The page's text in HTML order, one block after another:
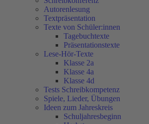
Autorenlesung
Textpräsentation
Texte von Schüler:innen
Tagebuchtexte
Präsentationstexte
Lese-Hör-Texte
Klasse 2a
Klasse 4a
Klasse 4d
Tests Schreibkompetenz
Spiele, Lieder, Übungen
Ideen zum Jahreskreis
Schuljahresbeginn